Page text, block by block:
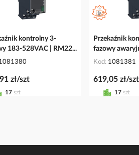
kontrolny 3-
183-528VAC | RM22...
zł/szt
17 szt
Przekaźnik
fazowy
Kod 1081381
619,05 zł/szt
17 szt